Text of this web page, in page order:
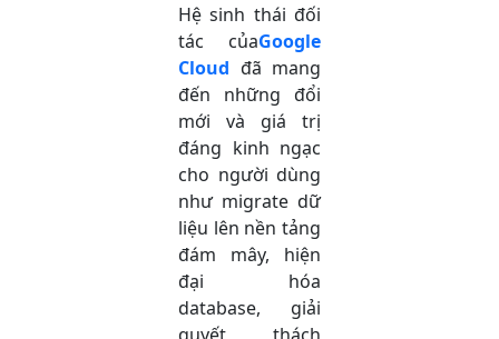
Hệ sinh thái đối
tác củaGoogle
Cloud đã mang
đến những đổi
mới và giá trị
đáng kinh ngạc
cho người dùng
như migrate dữ
liệu lên nền tảng
đám mây, hiện
đại hóa
database, giải
quyết thách